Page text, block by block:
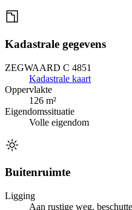
Kadastrale gegevens
ZEGWAARD C 4851
Kadastrale kaart
Oppervlakte
126 m²
Eigendomssituatie
Volle eigendom
Buitenruimte
Ligging
Aan rustige weg,